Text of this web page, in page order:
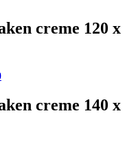
creme 120 x
creme 140 x